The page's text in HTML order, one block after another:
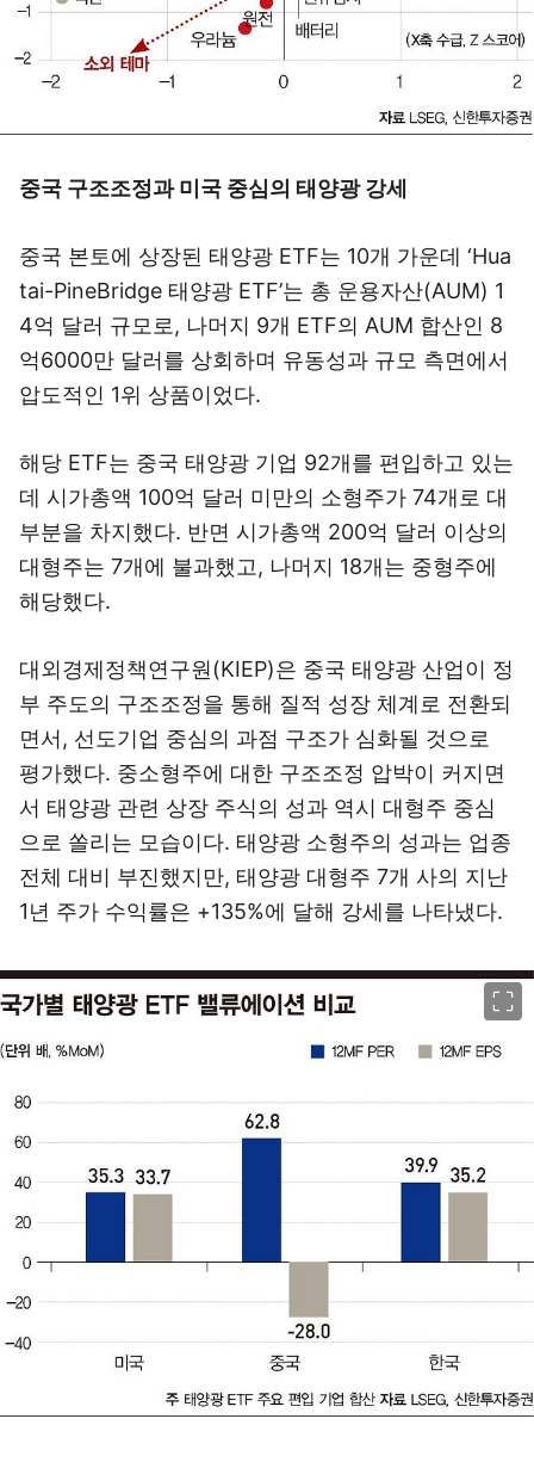
중국 구조조정과 미국 중심의 태양광 강세
중국 본토에 상장된 태양광 ETF는 10개 가운데 ‘Hua
tai-PineBridge 태양광 ETF’는 총 운용자산(AUM) 1
4억 달러 규모로, 나머지 9개 ETF의 AUM 합산인 8
억6000만 달러를 상회하며 유동성과 규모 측면에서
압도적인 1위 상품이었다.
해당 ETF는 중국 태양광 기업 92개를 편입하고 있는
데 시가총액 100억 달러 미만의 소형주가 74개로 대
부분을 차지했다. 반면 시가총액 200억 달러 이상의
대형주는 7개에 불과했고, 나머지 18개는 중형주에
해당했다.
대외경제정책연구원(KIEP)은 중국 태양광 산업이 정
부 주도의 구조조정을 통해 질적 성장 체계로 전환되
면서, 선도기업 중심의 과점 구조가 심화될 것으로
평가했다. 중소형주에 대한 구조조정 압박이 커지면
서 태양광 관련 상장 주식의 성과 역시 대형주 중심
으로 쏠리는 모습이다. 태양광 소형주의 성과는 업종
전체 대비 부진했지만, 태양광 대형주 7개 사의 지난
1년 주가 수익률은 +135%에 달해 강세를 나타냈다.